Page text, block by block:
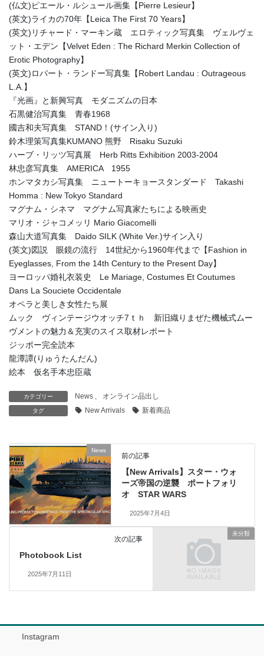
(仏文)ピエール・ルシュール画集【Pierre Lesieur】
(英文)ライカの70年【Leica The First 70 Years】
(英文)リチャード・マーキン蔵 エロティック写真集 ヴェルヴェ
ット・エデン【Velvet Eden : The Richard Merkin Collection of
Erotic Photography】
(英文)ロバート・ランドー写真集【Robert Landau : Outrageous
L.A.】
『光画』と新興写真 モダニズムの日本
石黒健治写真集 青春1968
國吉和夫写真集 STAND！(サイン入り)
鈴木理策写真集KUMANO 熊野 Risaku Suzuki
ハーブ・リッツ写真展 Herb Ritts Exhibition 2003-2004
林忠彦写真集 AMERICA 1955
ホンマタカシ写真集 ニュートーキョースタンダード Takashi
Homma : New Tokyo Standard
マグナム・シネマ マグナム写真家たちによる映画史
マリオ・ジャコメッリ Mario Giacomelli
森山大道写真集 Daido SILK (White Ver.)サイン入り
(英文)図説 眼鏡の流行 14世紀から1960年代まで【Fashion in
Eyeglasses, From the 14th Century to the Present Day】
ヨーロッパ婚礼衣装史 Le Mariage, Costumes Et Coutumes
Dans La Souciete Occidentale
オペラと美しき女性たち展
ムック ヴィンテージウオッチ7ｔｈ 新旧織りまぜた機械式ムー
ヴメントの魅力＆充実のスイス取材レポート
ジッポー完全読本
龍潭譚(りゅうたんだん)
絵本 仮名手本忠臣蔵
カテゴリー News 、 オンライン品出し
タグ New Arrivals 新着商品
News
前の記事
【New Arrivals】スター・ウォ
ーズ帝国の逆襲 ポートフォリ
オ STAR WARS
2025年7月4日
未分類
次の記事
Photobook List
2025年7月11日
Instagram